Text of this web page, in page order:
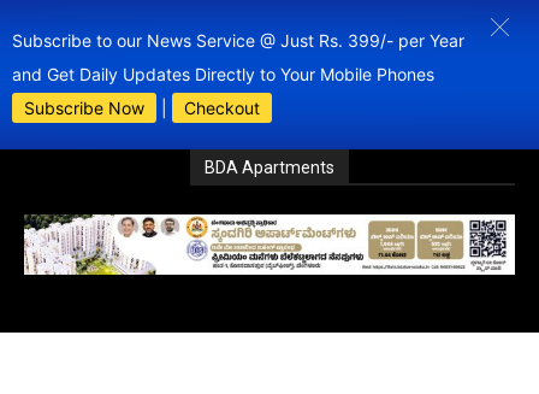
Subscribe to our News Service @ Just Rs. 399/- per Year
and Get Daily Updates Directly to Your Mobile Phones
Subscribe Now
Checkout
BDA Apartments